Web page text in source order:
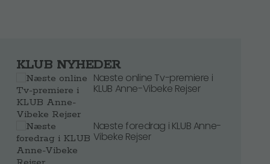
KLUB NYHEDER
Næste online Tv-premiere i
KLUB Anne-Vibeke Rejser
Næste foredrag i KLUB Anne-
Vibeke Rejser